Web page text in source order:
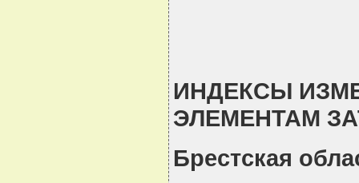
ИНДЕКСЫ
ЭЛЕМЕНТАМ
Брестская